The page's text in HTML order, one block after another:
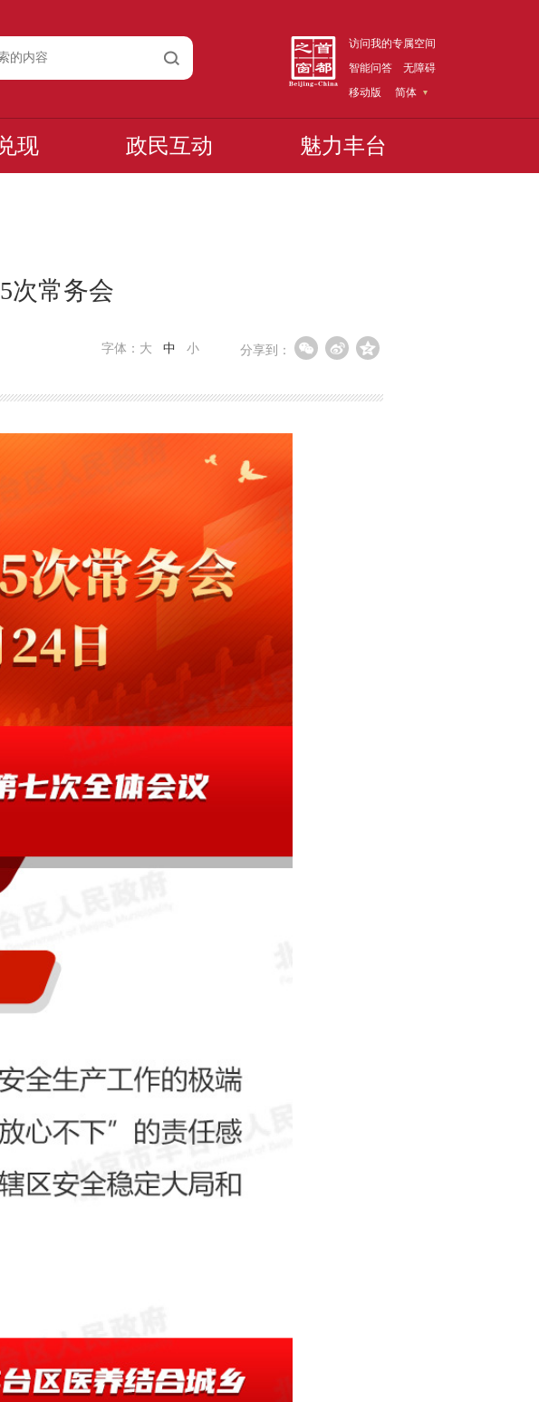
访问我的专属空间
智能问答
无障碍
移动版
简体
现 政民互动 魅力丰台
次常务会
分享到：
字体： 大 中 小